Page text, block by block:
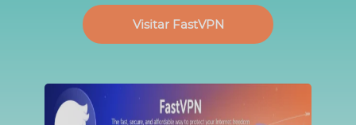
Visitar FastVPN